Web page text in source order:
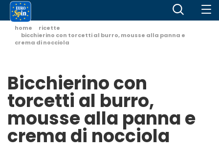
home
ricette
bicchierino con torcetti al burro, mousse alla panna e
crema di nocciola
Bicchierino con
torcetti al burro,
mousse alla panna e
crema di nocciola